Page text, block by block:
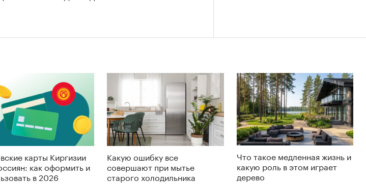
карты Киргизии
как оформить и
в 2026
Какую ошибку все
совершают при мытье
старого холодильника
Что такое медленная жизнь и
какую роль в этом играет
дерево